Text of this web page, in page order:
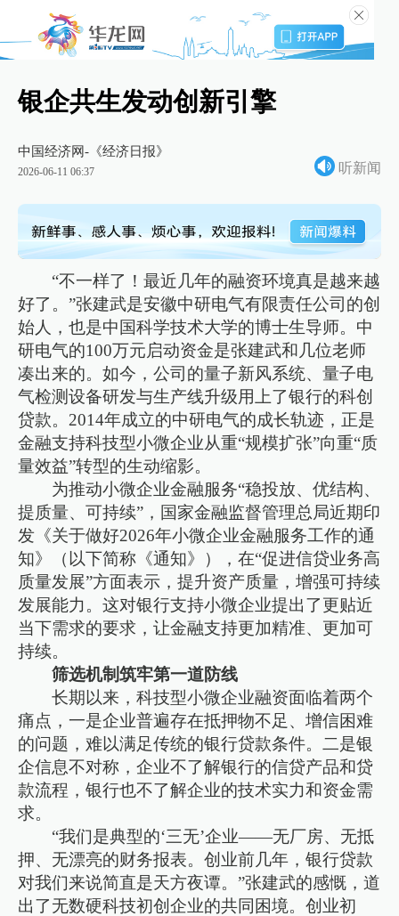
银企共生发动创新引擎
中国经济网-《经济日报》
2026-06-11 06:37 听新闻
“不一样了！最近几年的融资环境真是越来越
好了。”张建武是安徽中研电气有限责任公司的创
始人，也是中国科学技术大学的博士生导师。中
研电气的100万元启动资金是张建武和几位老师
凑出来的。如今，公司的量子新风系统、量子电
气检测设备研发与生产线升级用上了银行的科创
贷款。2014年成立的中研电气的成长轨迹，正是
金融支持科技型小微企业从重“规模扩张”向重“质
量效益”转型的生动缩影。
为推动小微企业金融服务“稳投放、优结构、
提质量、可持续”，国家金融监督管理总局近期印
发《关于做好2026年小微企业金融服务工作的通
知》（以下简称《通知》），在“促进信贷业务高
质量发展”方面表示，提升资产质量，增强可持续
发展能力。这对银行支持小微企业提出了更贴近
当下需求的要求，让金融支持更加精准、更加可
持续。
筛选机制筑牢第一道防线
长期以来，科技型小微企业融资面临着两个
痛点，一是企业普遍存在抵押物不足、增信困难
的问题，难以满足传统的银行贷款条件。二是银
企信息不对称，企业不了解银行的信贷产品和贷
款流程，银行也不了解企业的技术实力和资金需
求。
“我们是典型的‘三无’企业——无厂房、无抵
押、无漂亮的财务报表。创业前几年，银行贷款
对我们来说简直是天方夜谭。”张建武的感慨，道
出了无数硬科技初创企业的共同困境。创业初